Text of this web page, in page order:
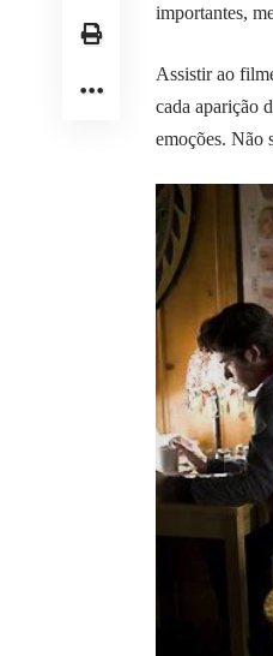
importantes,
Assistir ao
cada aparição
emoções. Não